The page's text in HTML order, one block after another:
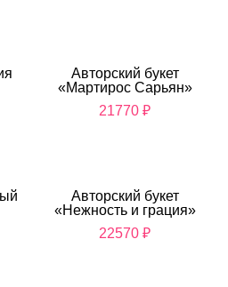
Авторский букет
«Мартирос Сарьян»
21770₽
Авторский букет
«Нежность и грация»
22570₽